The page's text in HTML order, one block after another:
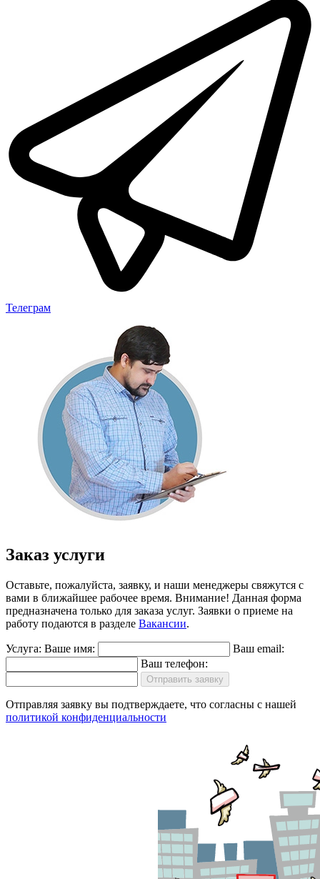
Телеграм
Заказ услуги
Оставьте, пожалуйста, заявку, и наши менеджеры свяжутся с
вами в ближайшее рабочее время. Внимание! Данная форма
предназначена только для заказа услуг. Заявки о приеме на
работу подаются в разделе Вакансии.
Услуга: Ваше имя:
Ваш email:
Ваш телефон:
Отправить заявку
Отправляя заявку вы подтверждаете, что согласны с нашей
политикой конфиденциальности